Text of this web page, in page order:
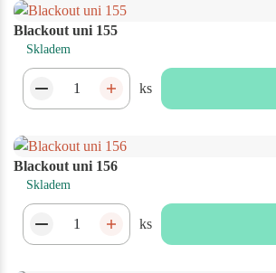
Blackout uni 155
Skladem
ks
Blackout uni 156
Skladem
ks